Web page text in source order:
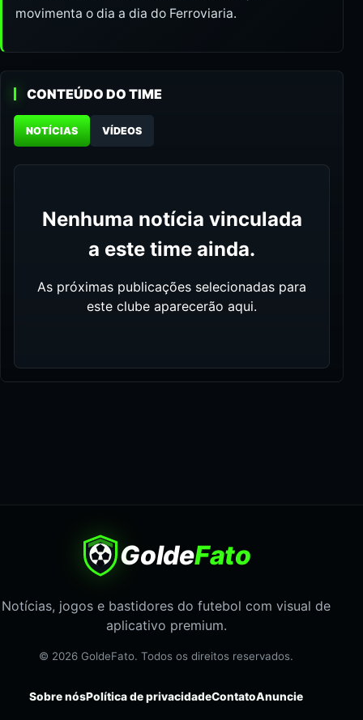
movimenta o dia a dia do Ferroviaria.
CONTEÚDO DO TIME
NOTÍCIAS VÍDEOS
Nenhuma notícia vinculada
a este time ainda.
As próximas publicações selecionadas para
este clube aparecerão aqui.
GoldeFato
Notícias, jogos e bastidores do futebol com visual de
aplicativo premium.
© 2026 GoldeFato. Todos os direitos reservados.
Sobre nósPolítica de privacidadeContatoAnuncie